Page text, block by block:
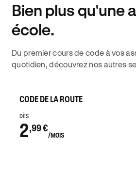
DISPONIBILITÉ 6J/7
Bien plus qu'une
école.
Du premier cours de code à vos
quotidien, découvrez nos autres
CODE DE LA ROUTE
DÈS
2,99 €
/MOIS